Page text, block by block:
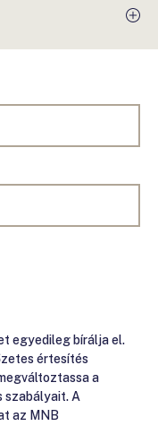
egyedileg bírálja el.
értesítés
a
szabályait. A
az MNB